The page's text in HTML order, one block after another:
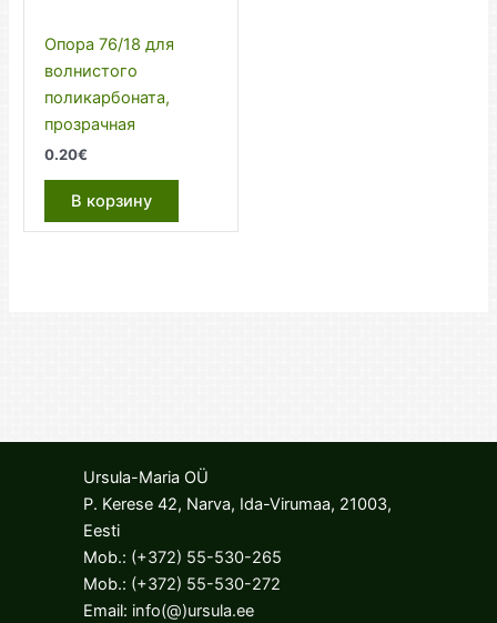
Опора 76/18 для
волнистого
поликарбоната,
прозрачная
0.20€
В корзину
Ursula-Maria OÜ
P. Kerese 42, Narva, Ida-Virumaa, 21003,
Eesti
Mob.: (+372) 55-530-265
Mob.: (+372) 55-530-272
Email: info(@)ursula.ee